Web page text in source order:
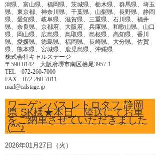
潟県、富山県、福岡県、茨城県、栃木県、群馬県、埼玉
県、東京都、神奈川県、千葉県、山梨県、長野県、静岡
県、愛知県、岐阜県、滋賀県、三重県、石川県、福井
県、奈良県、京都府、大阪府、兵庫県、和歌山県、山口
県、岡山県、広島県、鳥取県、島根県、高知県、香川
県、愛媛県、徳島県、福岡県、長崎県、大分県、佐賀
県、熊本県、宮城県、鹿児島県、沖縄県
株式会社キャルステージ
〒590-0142 大阪府堺市南区檜尾3957-1
TEL 072-260-7000
FAX 072-260-7011
mail@calstage.jp
ワーゲンバス レトロタフ 静岡
県 SK様★本日、陸送にてお車
をご納車させていただきました
(^^♪
2026年01月27日（火）